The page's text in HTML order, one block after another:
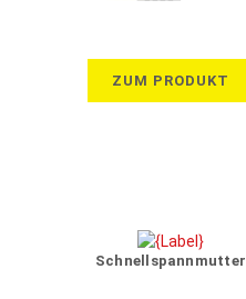
ZUM PRODUKT
Schnellspannmutter